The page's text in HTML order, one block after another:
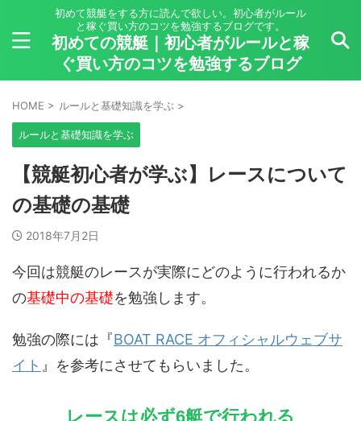
初めて競艇をする方に読んで欲しい。初心者がルール
と稼ぐ買い方のコツを勉強するブログです。
初めての競艇｜初心者がルールと稼
ぐ買い方のコツを勉強するブログ
HOME > ルールと基礎知識を学ぶ >
ルールと基礎知識を学ぶ
【競艇初心者が学ぶ】レースについて
の基礎の基礎
2018年7月2日
今回は競艇のレースが実際にどのように行われるか
の基礎中の基礎を勉強します。
勉強の際には『BOAT RACE オフィシャルウェブサ
イト 』を参考にさせてもらいました。
レースは必ず6艇で行われる